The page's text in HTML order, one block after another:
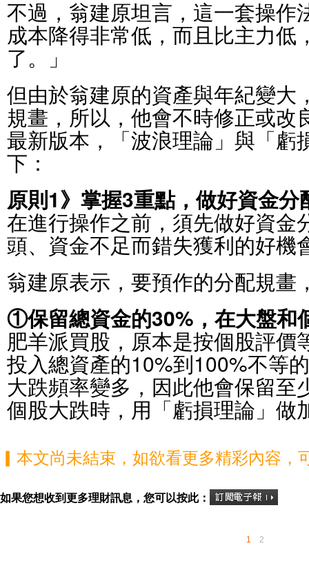
不過，翁建原坦言，這一套操作
成本降得非常低，而且比主力低
了。」
但由於翁建原的資產與年紀變大
規畫，所以，他會不時修正或改
最新版本，「波浪理論」與「虧
下：
原則1》掌握3重點，做好資金分
在進行操作之前，須先做好資金
頭、資金不足而錯失獲利的好機
翁建原表示，要預作的分配規畫
①保留總資金的30%，在大盤和
肥羊派買股，原本是按個股評價
投入總資產的10%到100%不等
大跌頻率變多，因此他會保留至
個股大跌時，用「虧損理論」做
▎本文尚未結束，如欲看更多精彩內容，
如果您想收到更多理財訊息，您可以按此：
1 2